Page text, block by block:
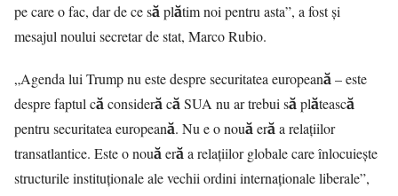
pe care o fac, dar de ce să plătim noi pentru asta”, a fost și
mesajul noului secretar de stat, Marco Rubio.
„Agenda lui Trump nu este despre securitatea europeană – este
despre faptul că consideră că SUA nu ar trebui să plătească
pentru securitatea europeană. Nu e o nouă eră a relațiilor
transatlantice. Este o nouă eră a relațiilor globale care înlocuiește
structurile instituționale ale vechii ordini internaționale liberale”,